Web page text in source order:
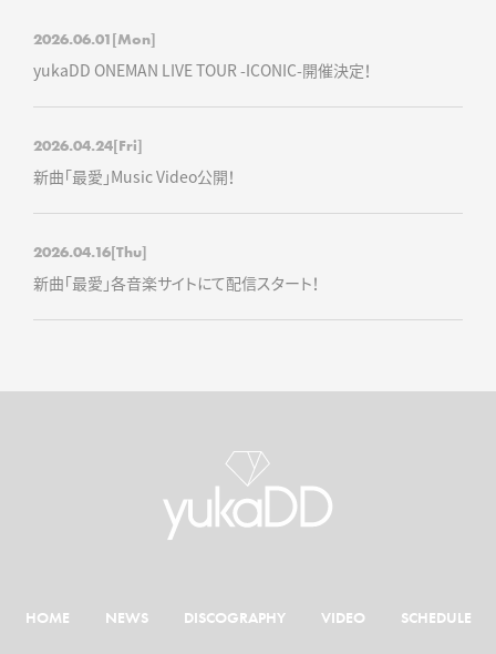
2026.06.01[Mon]
yukaDD ONEMAN LIVE TOUR -ICONIC-開催決定！
2026.04.24[Fri]
新曲「最愛」Music Video公開！
2026.04.16[Thu]
新曲「最愛」各音楽サイトにて配信スタート！
HOME NEWS DISCOGRAPHY VIDEO SCHEDULE